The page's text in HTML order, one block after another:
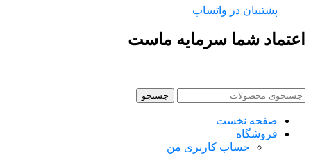
پشتیبان در واتساپ
اعتماد شما سرمایه ماست
جستجو
صفحه نخست
فروشگاه
حساب کاربری من